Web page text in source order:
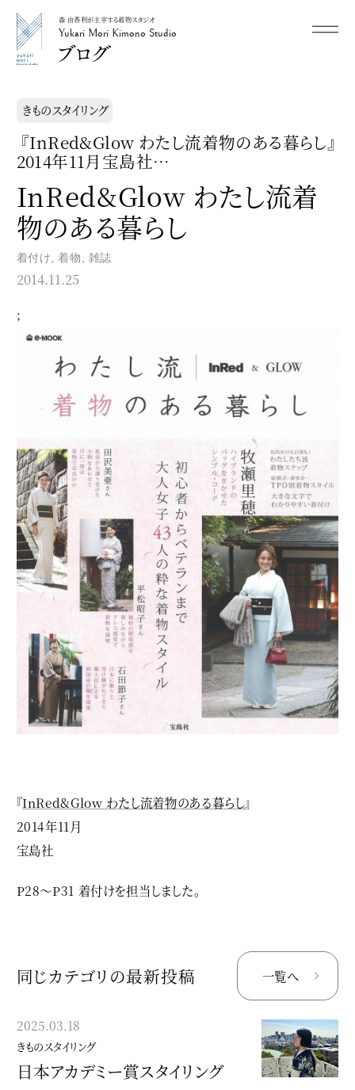
Yukari Mori Kimono Studio
森 由香利が主宰する着物スタジオ
Yukari Mori Kimono Studio メニュー
きものスタイリング
『InRed&Glow わたし流着物のある暮らし』
2014年11月宝島社…
InRed&Glow わたし流着
物のある暮らし
着付け ,着物 雑誌
2014.11.25
;
『InRed&Glow わたし流着物のある暮らし』
2014年11月
宝島社
P28〜P31 着付けを担当しました。
同じカテゴリの最新投稿 一覧へ
2025.03.18
きものスタイリング
日本アカデミー賞スタイリング
2023.04.16
きものスタイリング
「おとなの浴衣、はじめます」